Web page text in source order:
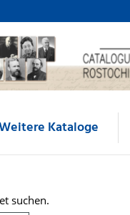
Kataloge
suchen.